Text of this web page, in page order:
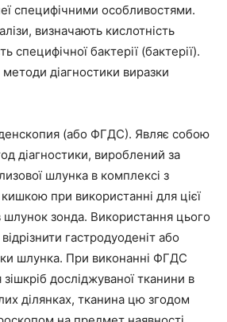
специфічними особливостями.
визначають кислотність
специфічної бактерії (бактерії).
діагностики виразки
(або ФГДС). Являє собою
діагностики, вироблений за
шлунка в комплексі з
при використанні для цієї
шлунок зонда. Використання цього
гастродуоденіт або
шлунка. При виконанні ФГДС
досліджуваної тканини в
ділянках, тканина цю згодом